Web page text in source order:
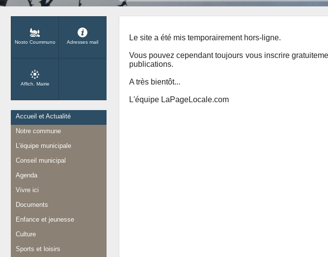
Nosto Coummuno Adresses mail
Affich. Mairie
Accueil et Actualité
Notre commune
L'équipe municipale
Conseil municipal
Agenda
Vivre ici
Documents
Enfance et jeunesse
Culture
Sports et loisirs
Le site a été mis temporairement hors-ligne.
Vous pouvez cependant toujours vous inscrire
publications.
A très bientôt...
L'équipe LaPageLocale.com